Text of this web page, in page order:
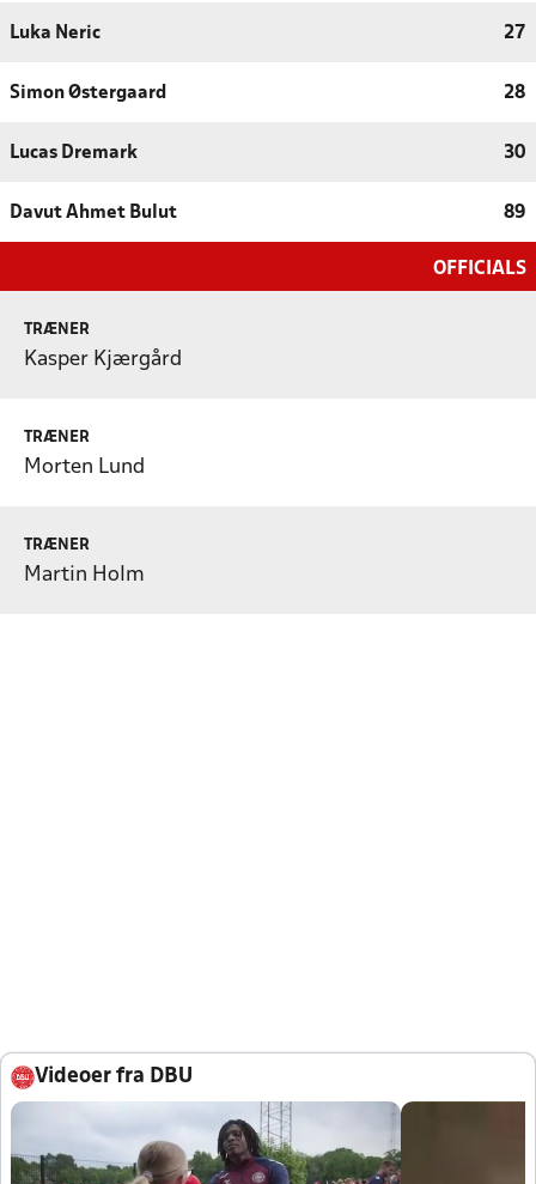
Luka Neric 27
Simon Østergaard 28
Lucas Dremark 30
Davut Ahmet Bulut 89
OFFICIALS
TRÆNER
Kasper Kjærgård
TRÆNER
Morten Lund
TRÆNER
Martin Holm
Videoer fra DBU